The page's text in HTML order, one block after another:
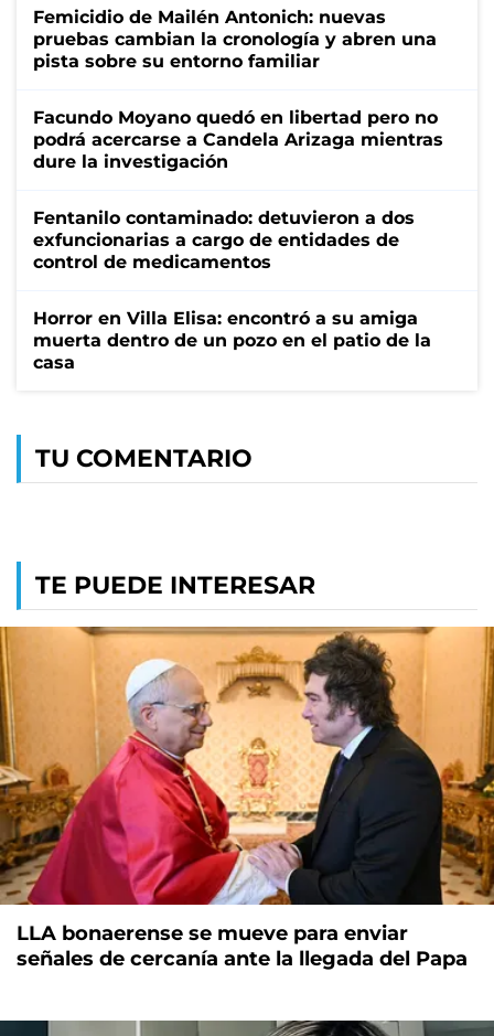
Femicidio de Mailén Antonich: nuevas
pruebas cambian la cronología y abren una
pista sobre su entorno familiar
Facundo Moyano quedó en libertad pero no
podrá acercarse a Candela Arizaga mientras
dure la investigación
Fentanilo contaminado: detuvieron a dos
exfuncionarias a cargo de entidades de
control de medicamentos
Horror en Villa Elisa: encontró a su amiga
muerta dentro de un pozo en el patio de la
casa
TU COMENTARIO
TE PUEDE INTERESAR
LLA bonaerense se mueve para enviar
señales de cercanía ante la llegada del Papa